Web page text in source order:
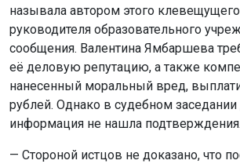
называла автором этого
руководителя образовательного
сообщения. Валентина Ямбаршева
её деловую репутацию, а также
нанесенный моральный вред,
рублей. Однако в судебном заседании
информация не нашла подтверждения.
— Стороной истцов не доказано, что